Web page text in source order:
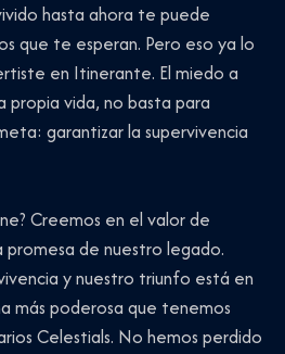
hasta ahora te puede
que te esperan. Pero eso ya lo
en Itinerante. El miedo a
propia vida, no basta para
garantizar la supervivencia
Creemos en el valor de
promesa de nuestro legado.
y nuestro triunfo está en
más poderosa que tenemos
Celestials. No hemos perdido